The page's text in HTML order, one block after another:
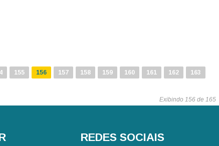
155 156 157 158 159 160 161 162
163
Exibindo 156 de 165
REDES SOCIAIS